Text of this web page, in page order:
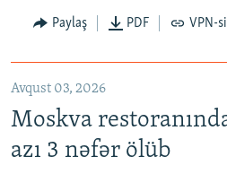
Paylaş PDF VPN-
Avqust 03, 2026
Moskva
azı 3 nəfər ölüb